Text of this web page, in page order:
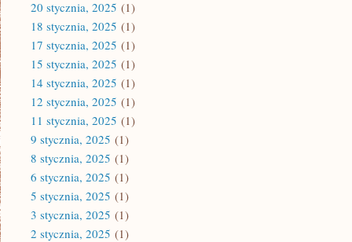
20 stycznia, 2025 (1)
18 stycznia, 2025 (1)
17 stycznia, 2025 (1)
15 stycznia, 2025 (1)
14 stycznia, 2025 (1)
12 stycznia, 2025 (1)
11 stycznia, 2025 (1)
9 stycznia, 2025 (1)
8 stycznia, 2025 (1)
6 stycznia, 2025 (1)
5 stycznia, 2025 (1)
3 stycznia, 2025 (1)
2 stycznia, 2025 (1)